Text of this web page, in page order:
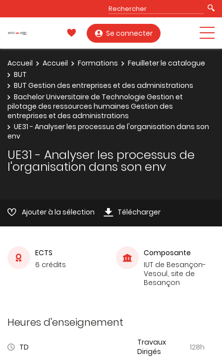
Se connecter
Accueil Accueil Formations
Feuilleter le catalogue
BUT
BUT Gestion des entreprises et des administrations
Bachelor Universitaire de Technologie Gestion et
pilotage des ressources humaines Gestion des
entreprises et des administrations
UE31 - Analyser les processus de l'organisation dans son
env
UE31 - Analyser les processus de
l'organisation dans son env
Ajouter à la sélection Télécharger
ECTS
6 crédits
Composante
IUT de Besançon-
Vesoul, site de
Besançon
Heures d'enseignement
TD
Travaux
Dirigés
128h